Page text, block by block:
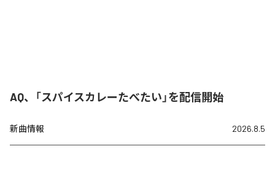
AQ、「スパイスカレーたべたい」を配信開始
新曲情報 2026.8.5